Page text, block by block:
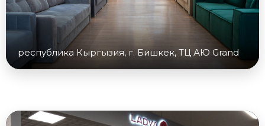
республика Кыргызия, г. Бишкек, ТЦ АЮ Grand